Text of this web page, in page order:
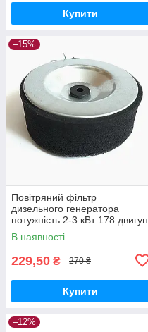
Купити
–15%
Повітряний фільтр
дизельного генератора
потужність 2-3 кВт 178 двигун
В наявності
229,50 ₴ 270 ₴
Купити
–12%